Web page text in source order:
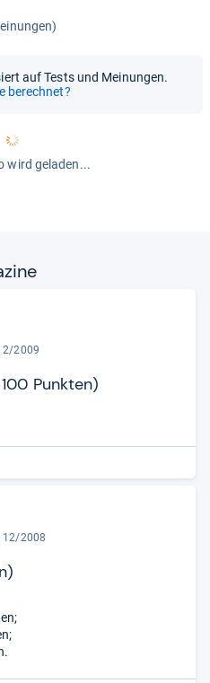
auf Tests und Meinungen.
berechnet?
wird geladen...
2/2009
Punkten)
12/2008